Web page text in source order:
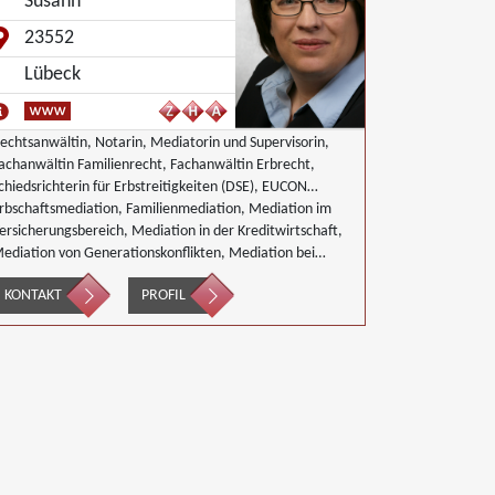
23552
Lübeck
Notarin, Mediatorin und Supervisorin,
Familienrecht, Fachanwältin Erbrecht,
für Erbstreitigkeiten (DSE), EUCON
Mediatorin, Master of Mediation
Familienmediation, Mediation im
Mediation in der Kreditwirtschaft,
von Generationskonflikten, Mediation bei
Mediation im öffentlichen
Bereich, Mediation von Unternehmensnachfolgen,
Umweltmediation, Wirtschaftsmediation
KONTAKT PROFIL